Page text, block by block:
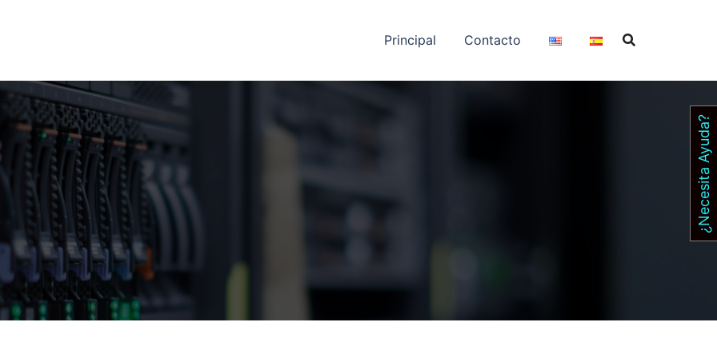
Principal Contacto
¿Necesita Ayuda?